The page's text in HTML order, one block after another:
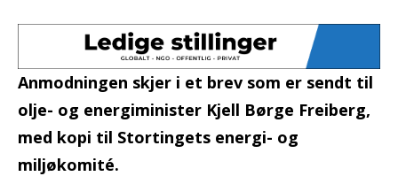
Anmodningen skjer i et brev som er sendt til
olje- og energiminister Kjell Børge Freiberg,
med kopi til Stortingets energi- og
miljøkomité.